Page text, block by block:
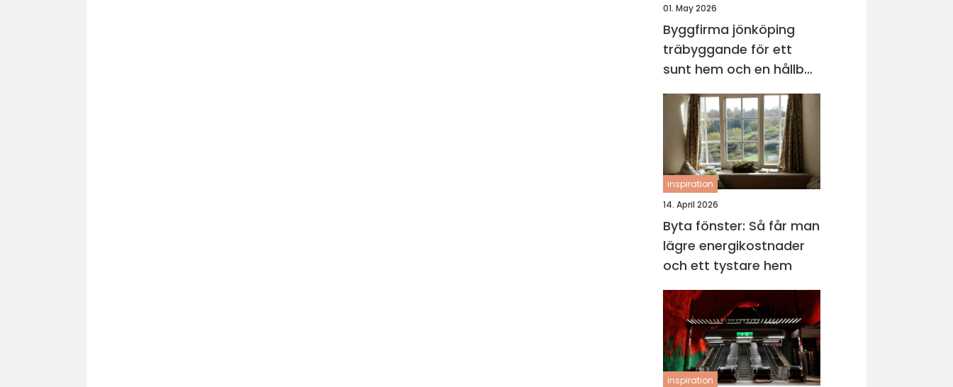
01. May 2026
Byggfirma jönköping
träbyggande för ett
sunt hem och en hållbar
framtid
inspiration
14. April 2026
Byta fönster: Så får man
lägre energikostnader
och ett tystare hem
inspiration